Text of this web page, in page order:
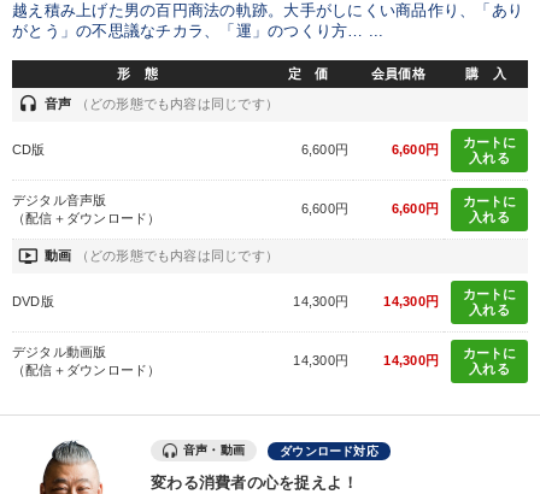
テーマ
【最新刊】精神科医・和田秀樹の「老いない力」＋健康な社長と
会社をつくる厳選講話
資産戦略 《強い財務を実践する経営者》講話４選
2026年春季全国経営者セミナー収録講演ＣＤ・講演ＤＶＤ・デジ
タル版（音声／動画ストリーミング・ダウンロード）
最新刊・戦略参謀ChatGPT実戦法と中小企業のDXと講話ご案内
越え積み上げた男の百円商法の軌跡。大手がしにくい商品作り、「あり
がとう」の不思議なチカラ、「運」のつくり方… ...
形 態 定 価 会員価格 購 入
headset 音声 （どの形態でも内容は同じです）
CD版 6,600円 6,600円
カートに
入れる
デジタル音声版
（配信＋ダウンロード）
6,600円 6,600円
カートに
入れる
ondemand_video 動画 （どの形態でも内容は同じです）
DVD版 14,300円 14,300円
カートに
入れる
デジタル動画版
（配信＋ダウンロード）
14,300円 14,300円
カートに
入れる
音声・動画 ダウンロード対応
変わる消費者の心を捉えよ！